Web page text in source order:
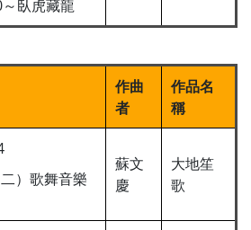
臥虎藏龍
作曲
者
作品名
稱
）歌舞音樂
蘇文
慶
大地笙
歌